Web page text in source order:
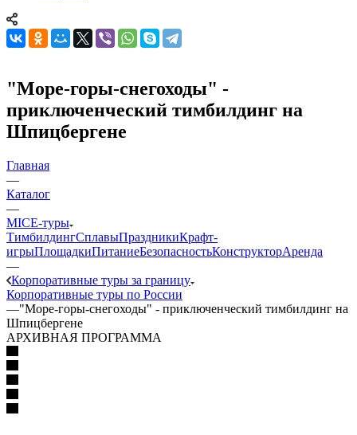
"Море-горы-снегоходы" -
приключенческий тимбилдинг на
Шпицбергене
Главная
—
Каталог
—
MICE‑туры
ТимбилдингСплавыПраздникиКрафт-
игрыПлощадкиПитаниеБезопасностьКонструкторАренда
—
Корпоративные туры за границу
Корпоративные туры по России
—"Море-горы-снегоходы" - приключенческий тимбилдинг на
Шпицбергене
АРХИВНАЯ ПРОГРАММА